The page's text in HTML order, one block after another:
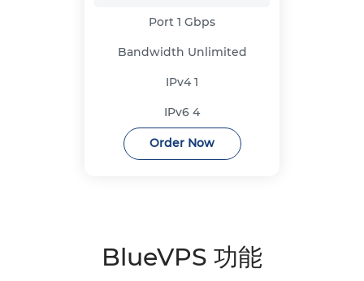
Port 1 Gbps
Bandwidth Unlimited
IPv41
IPv6 4
Order Now
BlueVPS 功能